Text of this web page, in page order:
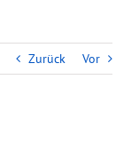
Zurück Vor